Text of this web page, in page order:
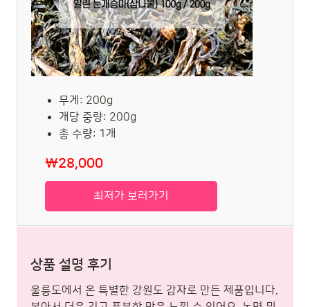
무게: 200g
개당 중량: 200g
총 수량: 1개
₩28,000
최저가 보러가기
상품 설명 후기
울릉도에서 온 특별한 강원도 감자로 만든 제품입니다.